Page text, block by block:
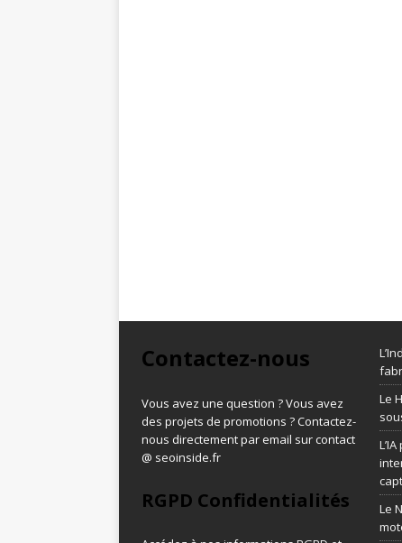
Contactez-nous
Vous avez une question ? Vous avez
des projets de promotions ? Contactez-
nous directement par email sur contact
@ seoinside.fr
RGPD Confidentialités
Le
Le